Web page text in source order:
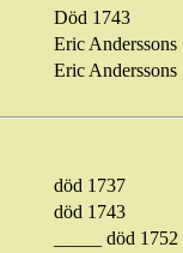
Död 1743
EricAnderssons
EricAnderssons
död 1737
död 1743
_____ död 1752